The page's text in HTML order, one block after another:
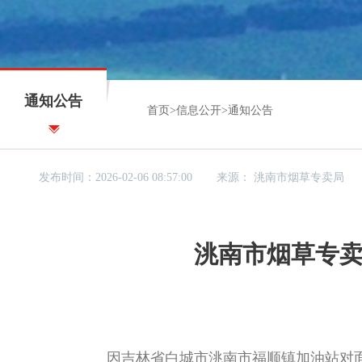
通知公告
首页 >信息公开>通知公告
发布时间：2026-02-06 08:57:00 来源：洮南市烟草专卖局
洮南市烟草专
因吉林省白城市洮南市福顺镇加油站对面